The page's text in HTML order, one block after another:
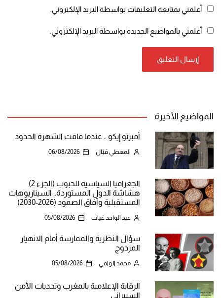
أعلمني بمتابعة التعليقات بواسطة البريد الإلكتروني.
أعلمني بالمواضيع الجديدة بواسطة البريد الإلكتروني.
المواضيع الأخيرة
أمبرتو إيكو .. عندما فاقت الشهرة الحدود
المعطي قبّال 06/08/2026
الجغرافيا السياسية للحبوب (الجزء 2)
هشاشة الدول المستوردة.. السيناريوهات
المستقبلية وآفاق الصمود (2026-2030)
عبد الواحد غيات 05/08/2026
سؤال النظرية والممارسة أمام الانهيار
المزدوج
محمد الوافي 05/08/2026
الرقابة الإعلامية بالمغرب وتحديات الأمن
السيبراني